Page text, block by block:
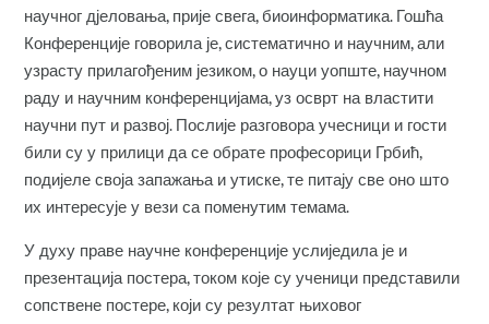
научног дјеловања, прије свега, биоинформатика. Гошћа
Конференције говорила је, систематично и научним, али
узрасту прилагођеним језиком, о науци уопште, научном
раду и научним конференцијама, уз осврт на властити
научни пут и развој. Послије разговора учесници и гости
били су у прилици да се обрате професорици Грбић,
подијеле своја запажања и утиске, те питају све оно што
их интересује у вези са поменутим темама.
У духу праве научне конференције услиједила је и
презентација постера, током које су ученици представили
сопствене постере, који су резултат њиховог